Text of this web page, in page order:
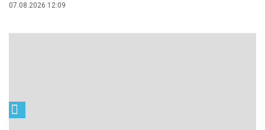
07.08.2026 12:09